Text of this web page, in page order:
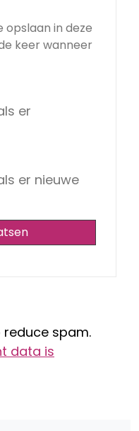
opslaan in deze
keer wanneer
er
er nieuwe
reduce spam.
data is